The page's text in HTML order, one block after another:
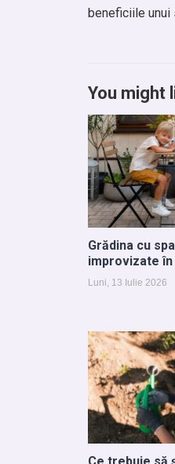
beneficiile
You might
Grădina cu
improvizate
Luni, 13 Iulie 2026